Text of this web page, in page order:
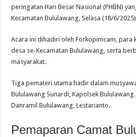
peringatan Hari Besar Nasional (PHBN)
Kecamatan Bululawang, Selasa (18/6/
Acara ini dihadiri oleh Forkopimcam, para
desa se-Kecamatan Bululawang, serta
masyarakat.
Tiga pemateri utama hadir dalam
Bululawang Sunardi, Kapolsek Bululawang
Danramil Bululawang, Lestarianto.
Pemaparan Camat